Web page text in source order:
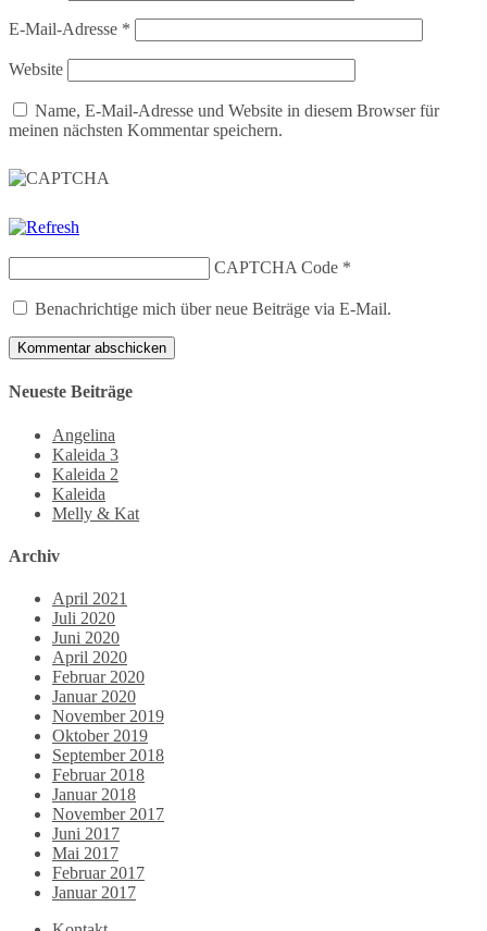
E-Mail-Adresse *
Website
Name, E-Mail-Adresse und Website in diesem Browser für
meinen nächsten Kommentar speichern.
CAPTCHA Code *
Benachrichtige mich über neue Beiträge via E-Mail.
Neueste Beiträge
Angelina
Kaleida 3
Kaleida 2
Kaleida
Melly & Kat
Archiv
April 2021
Juli 2020
Juni 2020
April 2020
Februar 2020
Januar 2020
November 2019
Oktober 2019
September 2018
Februar 2018
Januar 2018
November 2017
Juni 2017
Mai 2017
Februar 2017
Januar 2017